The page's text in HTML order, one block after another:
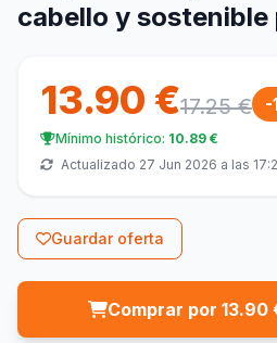
cabello y
13.90 €17.25 € -
Mínimo histórico: 10.89 €
Actualizado 27 Jun 2026 a las
Guardar oferta
Comprar por 13.90